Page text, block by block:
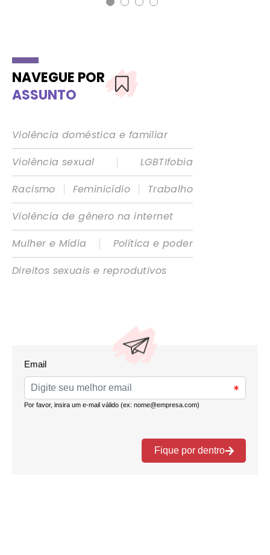
NAVEGUE POR
ASSUNTO
Violência doméstica e familiar
Violência sexual
|
LGBTIfobia
Racismo
| Feminicídio |
Trabalho
Violência de gênero na internet
Mulher e Mídia
|
Política e poder
Direitos sexuais e reprodutivos